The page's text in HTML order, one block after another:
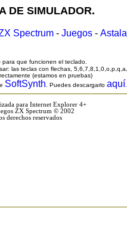
DE SIMULADOR.
Spectrum - Juegos -
que funcionen el teclado.
las teclas con flechas,
(estamos en pruebas)
SoftSynth . Puedes descargarlo aquí
para Internet Explorer 4+
ZX Spectrum © 2002
derechos reservados